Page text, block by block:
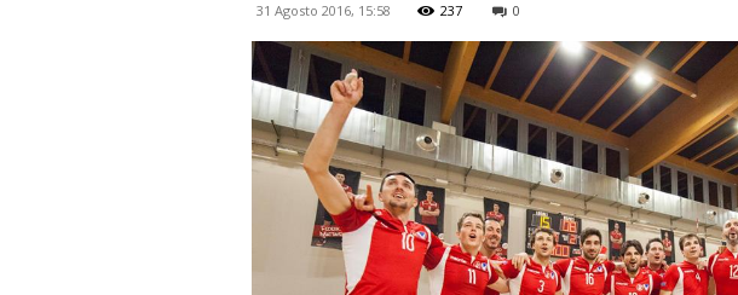
31 Agosto 2016, 15:58 237 0